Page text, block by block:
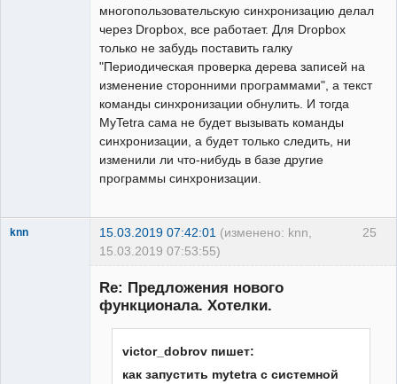
многопользовательскую синхронизацию делал
через Dropbox, все работает. Для Dropbox
только не забудь поставить галку
"Периодическая проверка дерева записей на
изменение сторонними программами", а текст
команды синхронизации обнулить. И тогда
MyTetra сама не будет вызывать команды
синхронизации, а будет только следить, ни
изменили ли что-нибудь в базе другие
программы синхронизации.
25
knn 15.03.2019 07:42:01 (изменено: knn,
15.03.2019 07:53:55)
Re: Предложения нового
функционала. Хотелки.
victor_dobrov пишет:
как запустить mytetra с системной